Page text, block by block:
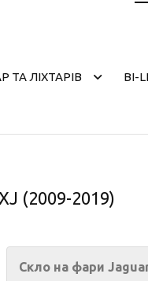
ТА ЛІХТАРІВ BI-
XJ (2009-2019)
Скло на фари